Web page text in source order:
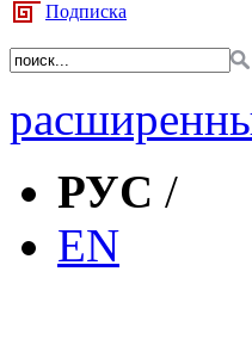
Подписка
РУС /
EN